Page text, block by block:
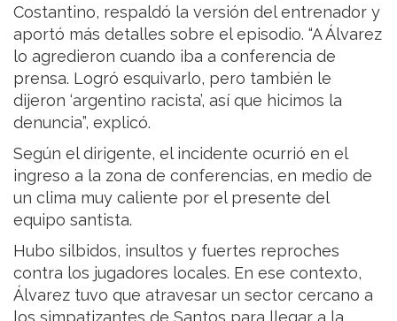
Costantino, respaldó la versión del entrenador y
aportó más detalles sobre el episodio. “A Álvarez
lo agredieron cuando iba a conferencia de
prensa. Logró esquivarlo, pero también le
dijeron ‘argentino racista’, así que hicimos la
denuncia”, explicó.
Según el dirigente, el incidente ocurrió en el
ingreso a la zona de conferencias, en medio de
un clima muy caliente por el presente del
equipo santista.
Hubo silbidos, insultos y fuertes reproches
contra los jugadores locales. En ese contexto,
Álvarez tuvo que atravesar un sector cercano a
los simpatizantes de Santos para llegar a la